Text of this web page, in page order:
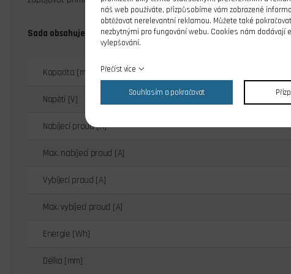
Sada obsahuje: Akumulátor KAVAN řady 40/80C, návod.
Kapacita [mAh]
Napětí [V]
Nabíjecí proud [A]
Max. nabíjecí proud [A]
Vybíjecí proud [A]
Max. vybíjecí proud [A]
Energie [Wh]
Délka [mm]
náš web používáte, přizpůsobíme vám zobrazené
obtěžovat nerelevantní reklamou. Můžete také
nezbytnými pro fungování webu. Cookies nám dodávají
vylepšování.
Přečíst více
Souhlasím a pokračovat